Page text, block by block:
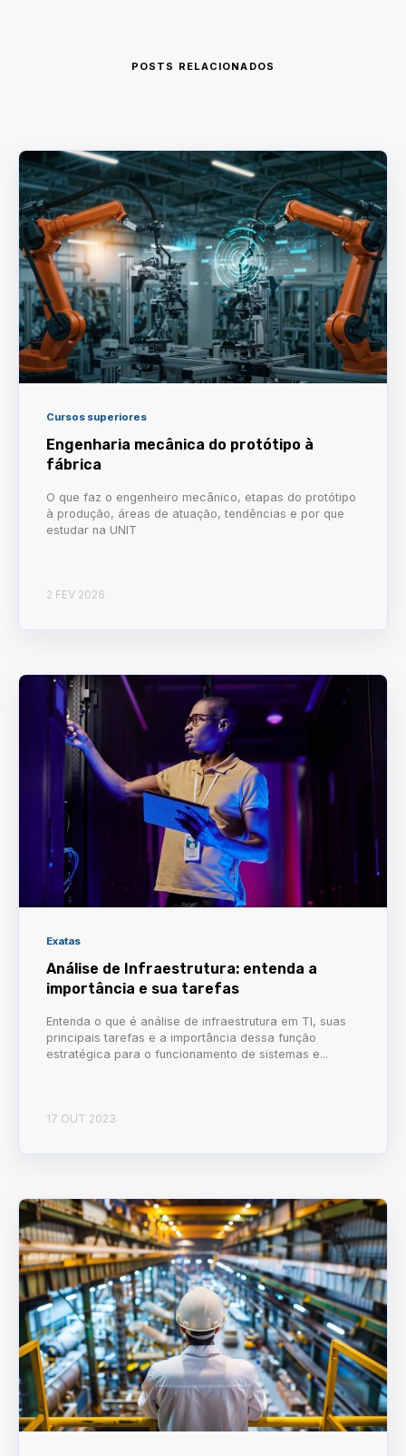
POSTS RELACIONADOS
Cursos superiores
Engenharia mecânica do protótipo à
fábrica
O que faz o engenheiro mecânico, etapas do protótipo
à produção, áreas de atuação, tendências e por que
estudar na UNIT
2 FEV 2026
Exatas
Análise de Infraestrutura: entenda a
importância e sua tarefas
Entenda o que é análise de infraestrutura em TI, suas
principais tarefas e a importância dessa função
estratégica para o funcionamento de sistemas e...
17 OUT 2023